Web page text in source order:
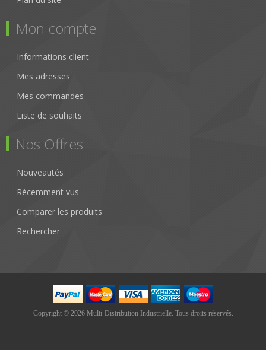
Mon compte
Informations client
Mes adresses
Mes commandes
Liste de souhaits
Nos Offres
Nouveautés
Récemment vus
Comparer les produits
Rechercher
Copyright © 2026 Multi-Distribution Industrielle. Tous droits réservés.